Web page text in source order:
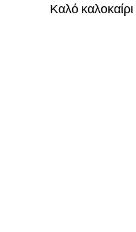
Καλό